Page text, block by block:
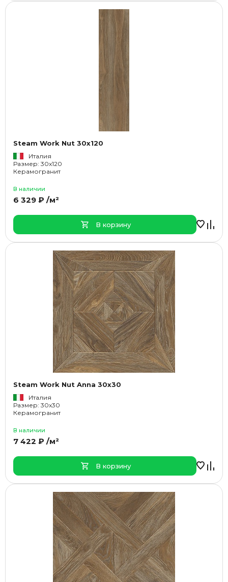
Steam Work Nut 30x120
Италия
Размер: 30x120
Керамогранит
В наличии
6 329 ₽ /м²
В корзину
Steam Work Nut Anna 30x30
Италия
Размер: 30x30
Керамогранит
В наличии
7 422 ₽ /м²
В корзину